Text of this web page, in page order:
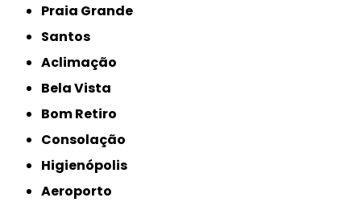
Praia Grande
Santos
Aclimação
Bela Vista
Bom Retiro
Consolação
Higienópolis
Aeroporto